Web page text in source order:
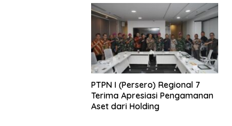
PTPN I (Persero) Regional 7
Terima Apresiasi Pengamanan
Aset dari Holding